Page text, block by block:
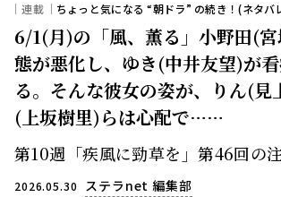
｜連載｜ ちょっと気になる “朝ドラ” の続き！(ネタバ
6/1(月)の「風、薫る」小野田(
態が悪化し、ゆき(中井友望)が
る。そんな彼女の姿が、りん(見
(上坂樹里)らは心配で……
第10週「疾風に勁草を」第46回の
2026.05.30 ステラnet 編集部